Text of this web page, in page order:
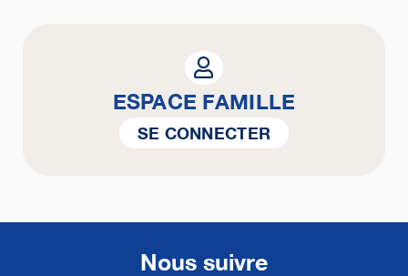
ESPACE FAMILLE
SE CONNECTER
Nous suivre